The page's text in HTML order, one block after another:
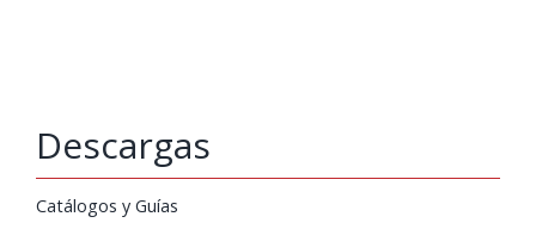
Descargas
Catálogos y Guías